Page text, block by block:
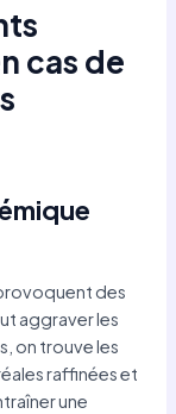
cas de
des
aggraver les
on trouve les
raffinées et
une